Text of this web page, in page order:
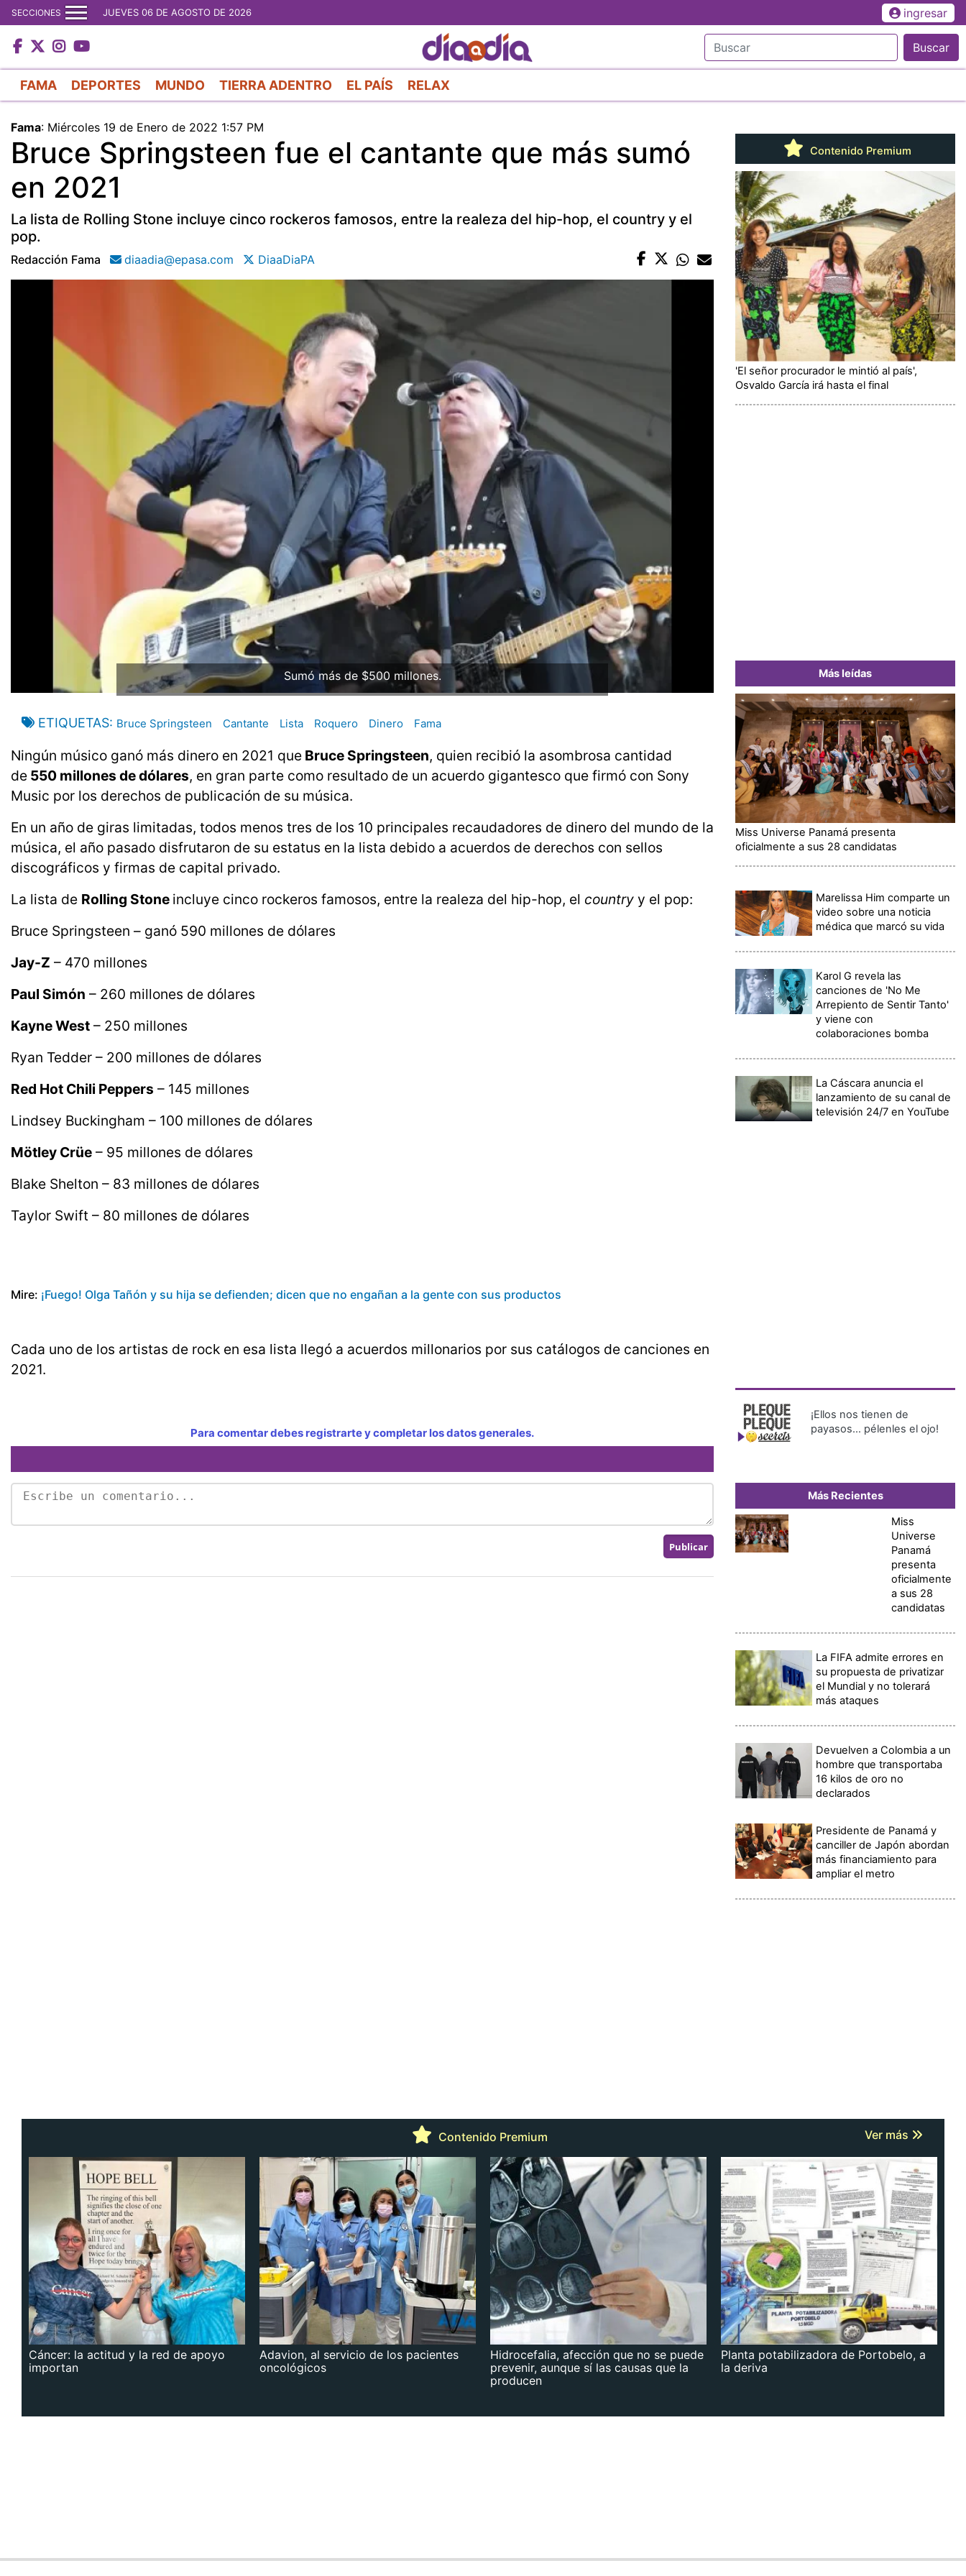
al
contenido
principal
SECCIONES JUEVES 06 DE AGOSTO DE 2026 ingresar
Buscar
FAMA DEPORTES MUNDO TIERRA ADENTRO EL PAÍS RELAX
Fama: Miércoles 19 de Enero de 2022 1:57 PM
Bruce Springsteen fue el cantante que más sumó
en 2021
La lista de Rolling Stone incluye cinco rockeros famosos, entre la realeza del hip-hop, el country y el
pop.
Redacción Fama diaadia@epasa.com DiaaDiaPA
Sumó más de $500 millones.
ETIQUETAS Bruce Springsteen Cantante Lista Roquero Dinero Fama
Ningún músico ganó más dinero en 2021 que Bruce Springsteen, quien recibió la asombrosa cantidad
de 550 millones de dólares, en gran parte como resultado de un acuerdo gigantesco que firmó con Sony
Music por los derechos de publicación de su música.
En un año de giras limitadas, todos menos tres de los 10 principales recaudadores de dinero del mundo de la
música, el año pasado disfrutaron de su estatus en la lista debido a acuerdos de derechos con sellos
discográficos y firmas de capital privado.
La lista de Rolling Stone incluye cinco rockeros famosos, entre la realeza del hip-hop, el country y el pop:
Bruce Springsteen – ganó 590 millones de dólares
Jay-Z – 470 millones
Paul Simón – 260 millones de dólares
Kayne West – 250 millones
Ryan Tedder – 200 millones de dólares
Red Hot Chili Peppers – 145 millones
Lindsey Buckingham – 100 millones de dólares
Mötley Crüe – 95 millones de dólares
Blake Shelton – 83 millones de dólares
Taylor Swift – 80 millones de dólares
Mire: ¡Fuego! Olga Tañón y su hija se defienden; dicen que no engañan a la gente con sus productos
Cada uno de los artistas de rock en esa lista llegó a acuerdos millonarios por sus catálogos de canciones en
2021.
Para comentar debes registrarte y completar los datos generales.
Contenido Premium
'El señor procurador le mintió al país',
Osvaldo García irá hasta el final
Más leídas
Miss Universe Panamá presenta
oficialmente a sus 28 candidatas
Marelissa Him comparte un
video sobre una noticia
médica que marcó su vida
Karol G revela las
canciones de 'No Me
Arrepiento de Sentir Tanto'
y viene con
colaboraciones bomba
La Cáscara anuncia el
lanzamiento de su canal de
televisión 24/7 en YouTube
¡Ellos nos tienen de
payasos… pélenles el ojo!
Más Recientes
Miss
Universe
Panamá
presenta
oficialmente
a sus 28
candidatas
La FIFA admite errores en
su propuesta de privatizar
el Mundial y no tolerará
más ataques
Devuelven a Colombia a un
hombre que transportaba
16 kilos de oro no
declarados
Presidente de Panamá y
canciller de Japón abordan
más financiamiento para
ampliar el metro
Contenido Premium Ver más
Cáncer: la actitud y la red de apoyo
importan
Adavion, al servicio de los pacientes
oncológicos
Hidrocefalia, afección que no se puede
prevenir, aunque sí las causas que la
producen
Planta potabilizadora de Portobelo, a
la deriva